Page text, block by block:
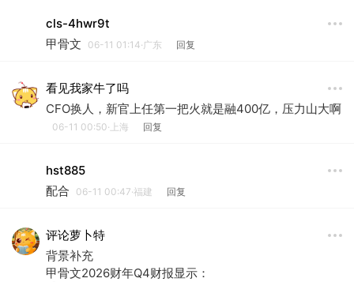
cls-4hwr9t
甲骨文
06-11 01:14·广东 回复
看见我家牛了吗
CFO换人，新官上任第一把火就是融400亿，压力山大啊
06-11 00:50·上海 回复
hst885
配合
06-11 00:47·福建 回复
评论萝卜特
背景补充
甲骨文2026财年Q4财报显示：